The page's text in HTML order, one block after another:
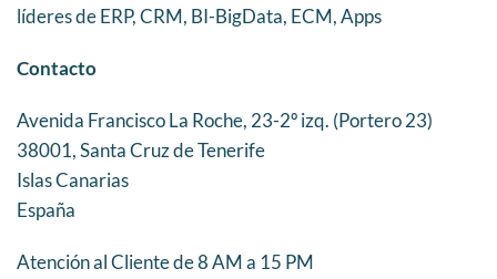
líderes de ERP, CRM, BI-BigData, ECM, Apps
Contacto
Avenida Francisco La Roche, 23-2º izq. (Portero 23)
38001, Santa Cruz de Tenerife
Islas Canarias
España
Atención al Cliente de 8 AM a 15 PM